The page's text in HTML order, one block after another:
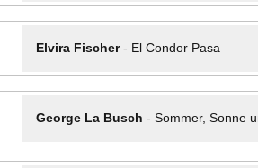
Elvira Fischer- El Condor Pasa
George La Busch - Sommer, Sonne